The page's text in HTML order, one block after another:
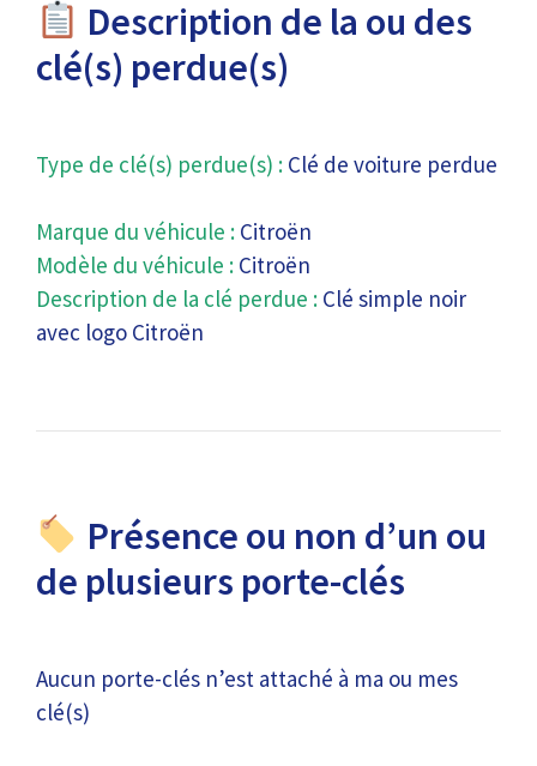
Description de la ou des
clé(s) perdue(s)
Type de clé(s) perdue(s) : Clé de voiture perdue
Marque du véhicule : Citroën
Modèle du véhicule : Citroën
Description de la clé perdue : Clé simple noir
avec logo Citroën
Présence ou non d’un ou
de plusieurs porte-clés
Aucun porte-clés n’est attaché à ma ou mes
clé(s)